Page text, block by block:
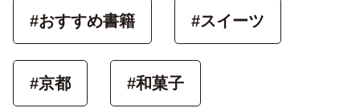
#おすすめ書籍 #スイーツ
#京都 #和菓子